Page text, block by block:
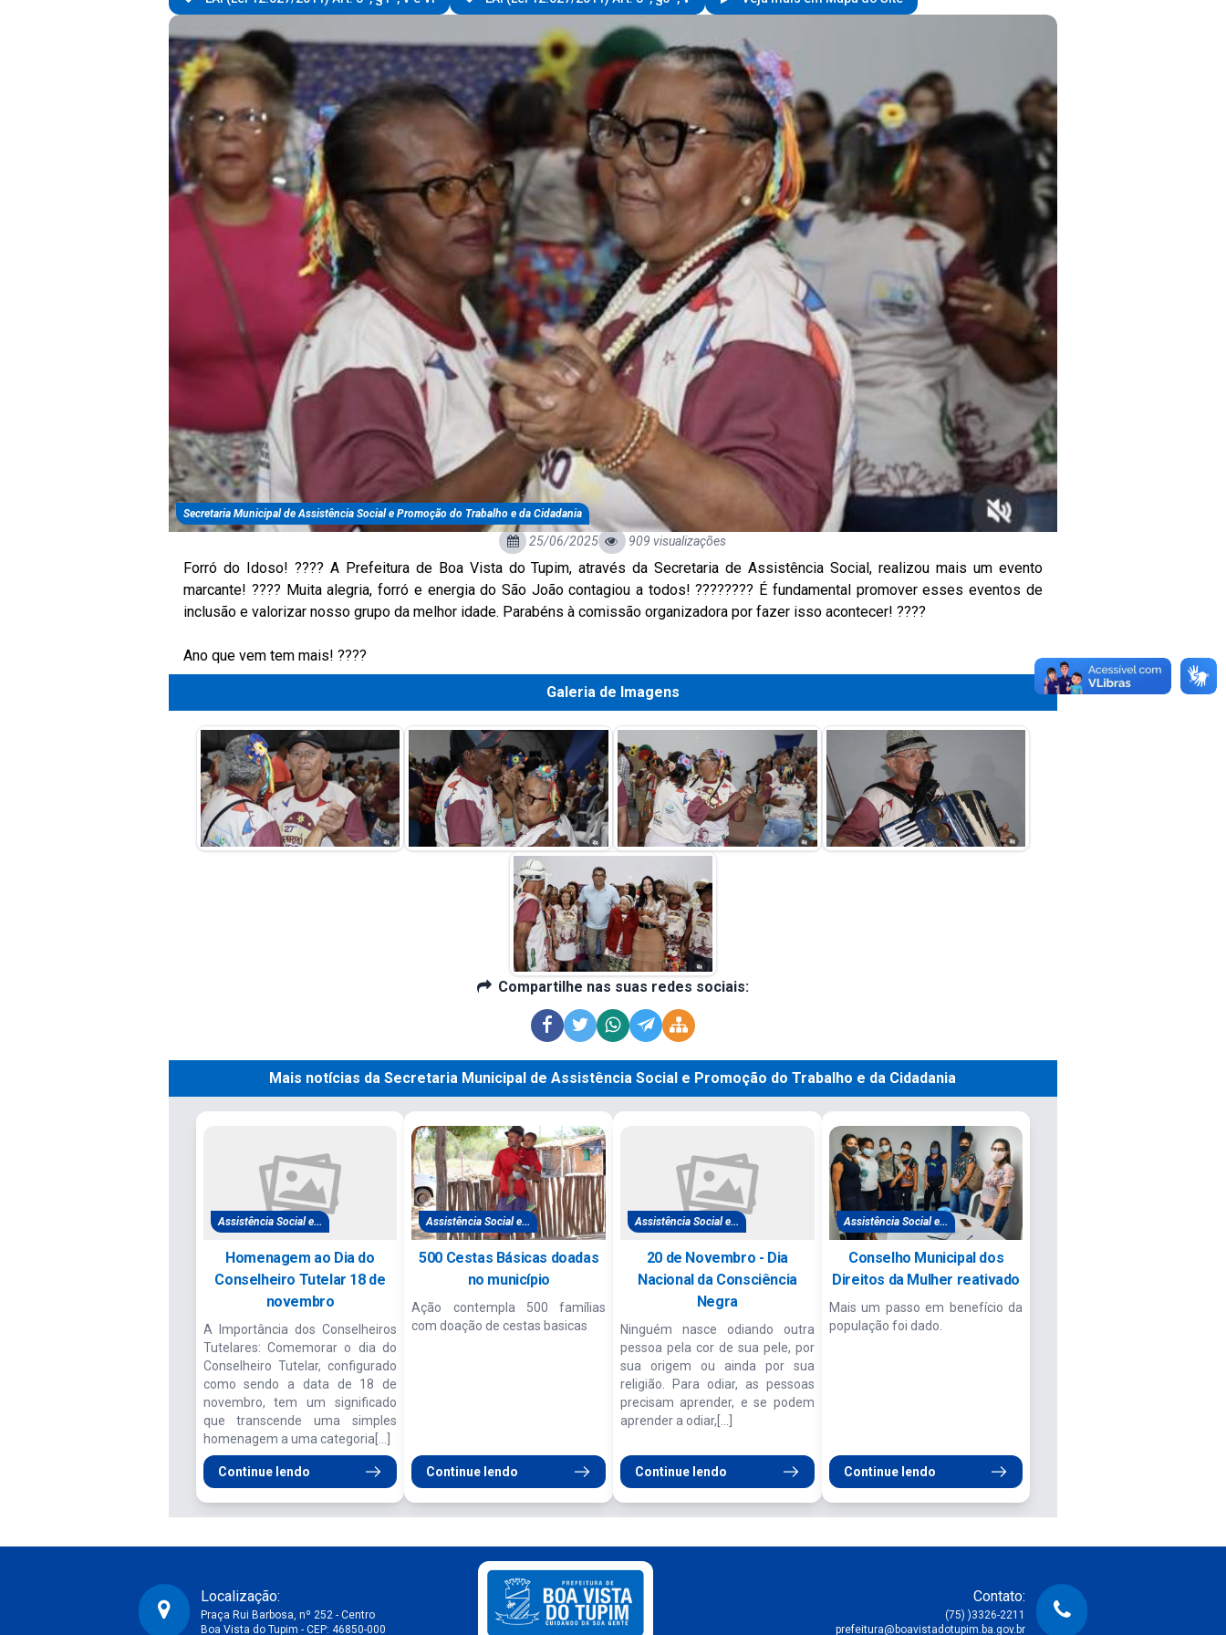
Secretaria Municipal de Assistência Social e Promoção do Trabalho e da Cidadania
25/06/2025 909 visualizações
Forró do Idoso! ???? A Prefeitura de Boa Vista do Tupim, através da Secretaria de Assistência Social, realizou mais um evento
marcante! ???? Muita alegria, forró e energia do São João contagiou a todos! ???????? É fundamental promover esses eventos de
inclusão e valorizar nosso grupo da melhor idade. Parabéns à comissão organizadora por fazer isso acontecer! ????
Ano que vem tem mais! ????
Galeria de Imagens
Compartilhe nas suas redes sociais:
Mais notícias da Secretaria Municipal de Assistência Social e Promoção do Trabalho e da Cidadania
Assistência Social e...
Homenagem ao Dia do
Conselheiro Tutelar 18 de
novembro
A Importância dos Conselheiros
Tutelares: Comemorar o dia do
Conselheiro Tutelar, configurado
como sendo a data de 18 de
novembro, tem um significado
que transcende uma simples
homenagem a uma categoria[...]
Continue lendo
Assistência Social e...
500 Cestas Básicas doadas
no município
Ação contempla 500 famílias
com doação de cestas basicas
Continue lendo
Assistência Social e...
20 de Novembro - Dia
Nacional da Consciência
Negra
Ninguém nasce odiando outra
pessoa pela cor de sua pele, por
sua origem ou ainda por sua
religião. Para odiar, as pessoas
precisam aprender, e se podem
aprender a odiar,[...]
Continue lendo
Assistência Social e...
Conselho Municipal dos
Direitos da Mulher reativado
Mais um passo em benefício da
população foi dado.
Continue lendo
Localização:
Praça Rui Barbosa, nº 252 - Centro
Boa Vista do Tupim - CEP: 46850-000
Contato:
(75) )3326-2211
prefeitura@boavistadotupim.ba.gov.br